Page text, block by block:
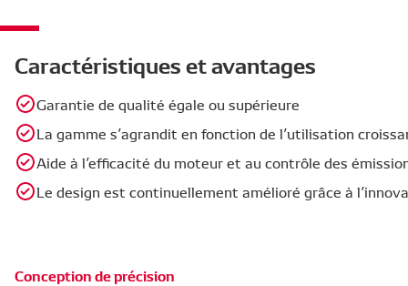
Caractéristiques et avantages
Garantie de qualité égale ou supérieure
La gamme s’agrandit en fonction de l’utilisation
Aide à l’efficacité du moteur et au contrôle des
Le design est continuellement amélioré grâce à
Conception de précision